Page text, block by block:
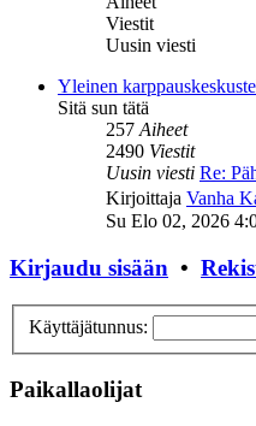
Viestit
Uusin viesti
Yleinen
Sitä sun tätä
257Aiheet
2490 Viestit
Uusin viesti Re:
Kirjoittaja Vanha
Su Elo 02, 2026
Kirjaudu sisään •
Käyttäjätunnus:
Paikallaolijat